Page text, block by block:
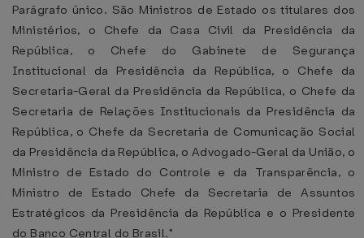
Parágrafo único. São Ministros de Estado os titulares dos
Ministérios, o Chefe da Casa Civil da Presidência da
República, o Chefe do Gabinete de Segurança
Institucional da Presidência da República, o Chefe da
Secretaria-Geral da Presidência da República, o Chefe da
Secretaria de Relações Institucionais da Presidência da
República, o Chefe da Secretaria de Comunicação Social
da Presidência da República, o Advogado-Geral da União, o
Ministro de Estado do Controle e da Transparência, o
Ministro de Estado Chefe da Secretaria de Assuntos
Estratégicos da Presidência da República e o Presidente
do Banco Central do Brasil."